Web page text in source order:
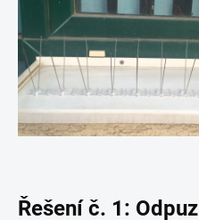
Řešení č. 1: